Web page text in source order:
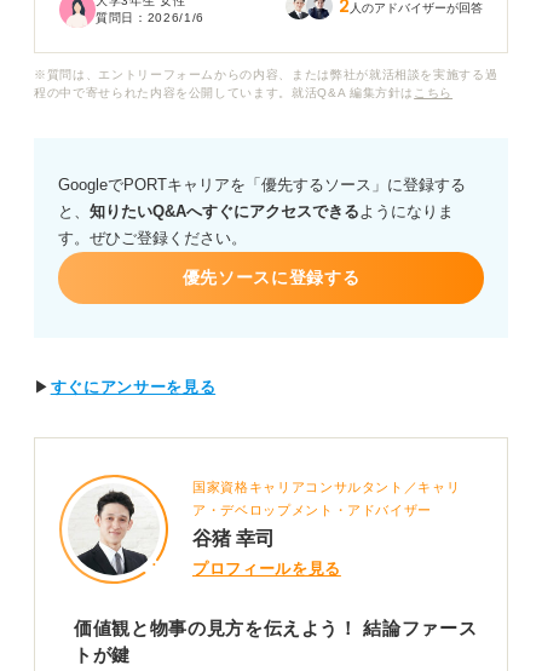
か、ビジネスと結び付けられなくて評価が下がらないか
う意図を教えてください。また、「感動したこと」を話
す際に、ただのエピソードで終わらせずに、自己PRや入
社意欲につなげるための具体的な構成や避けるべき話題
など、アドバイスをお願いします。
質問日： 2026/1/6 2 人のアドバイザーが回答
※質問は、エントリーフォームからの内容、または弊社が就活相談を実施する過
程の中で寄せられた内容を公開しています。就活Q&A 編集方針は こちら
GoogleでPORTキャリアを「優先するソース」に登録する
と、 知りたいQ&Aへすぐにアクセスできるようになりま
す。ぜひご登録ください。
優先ソースに登録する
▶ すぐにアンサーを見る
国家資格キャリアコンサルタント／キャリ
ア・デベロップメント・アドバイザー
谷猪 幸司
プロフィールを見る
価値観と物事の見方を伝えよう！ 結論ファース
トが鍵